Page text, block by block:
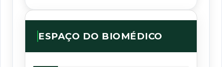
ESPAÇO DO BIOMÉDICO